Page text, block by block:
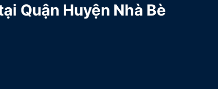
Quận Huyện Nhà Bè